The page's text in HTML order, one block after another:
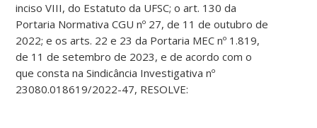
inciso VIII, do Estatuto da UFSC; o art. 130 da
Portaria Normativa CGU nº 27, de 11 de outubro de
2022; e os arts. 22 e 23 da Portaria MEC nº 1.819,
de 11 de setembro de 2023, e de acordo com o
que consta na Sindicância Investigativa nº
23080.018619/2022-47, RESOLVE: